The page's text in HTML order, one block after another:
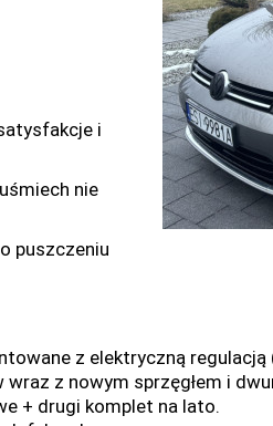
i
nie
puszczeniu
z elektryczną
z nowym sprzęgłem i
+ drugi komplet na lato.